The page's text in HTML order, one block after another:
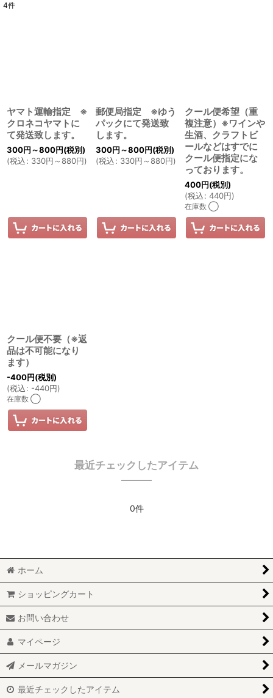
4件
ヤマト運輸指定 ※
クロネコヤマトに
て発送致します。
300円～800円(税別)
(税込: 330円 ～880円)
郵便局指定 ※ゆう
パックにて発送致
します。
300円～800円(税別)
(税込: 330円 ～880円)
クール便希望（重
複注意）※ワインや
生酒、クラフトビ
ールなどはすでに
クール便指定にな
っております。
400円(税別)
(税込: 440円)
在庫数 ◯
クール便不要（※返
品は不可能になり
ます）
-400円(税別)
(税込: -440円)
在庫数 ◯
最近チェックしたアイテム
0件
ホーム
ショッピングカート
お問い合わせ
マイページ
メールマガジン
最近チェックしたアイテム